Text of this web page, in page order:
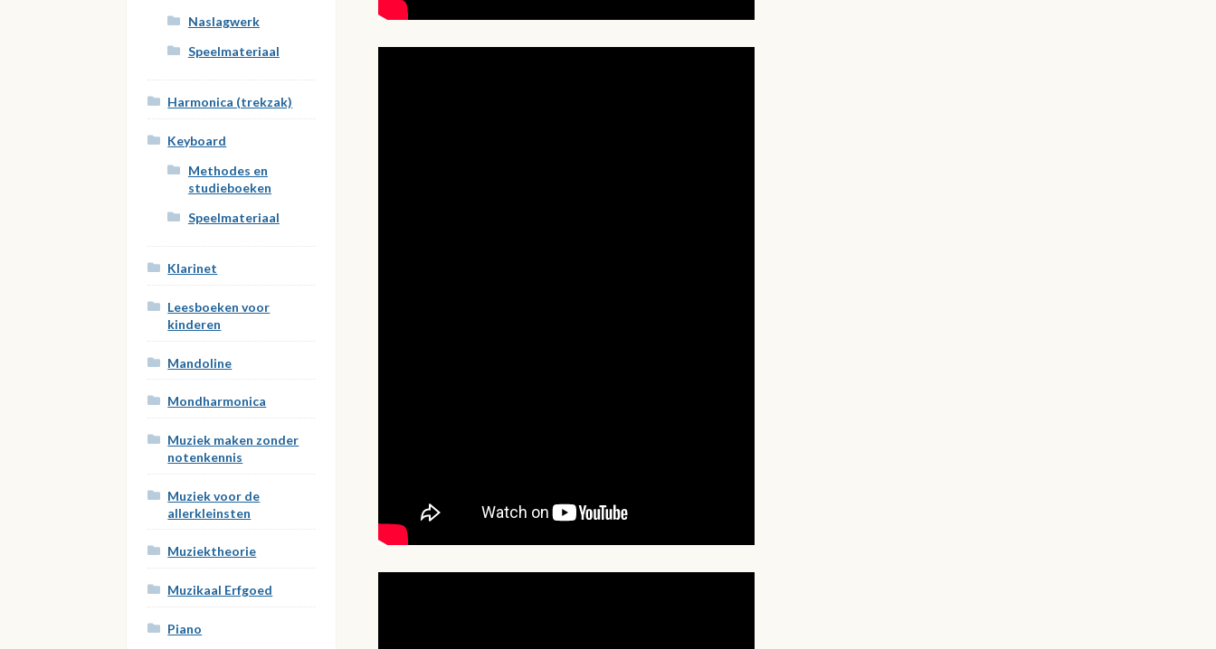
Naslagwerk
Speelmateriaal
Harmonica (trekzak)
Keyboard
Methodes en
studieboeken
Speelmateriaal
Klarinet
Leesboeken voor
kinderen
Mandoline
Mondharmonica
Muziek maken zonder
notenkennis
Muziek voor de
allerkleinsten
Muziektheorie
Muzikaal Erfgoed
Piano